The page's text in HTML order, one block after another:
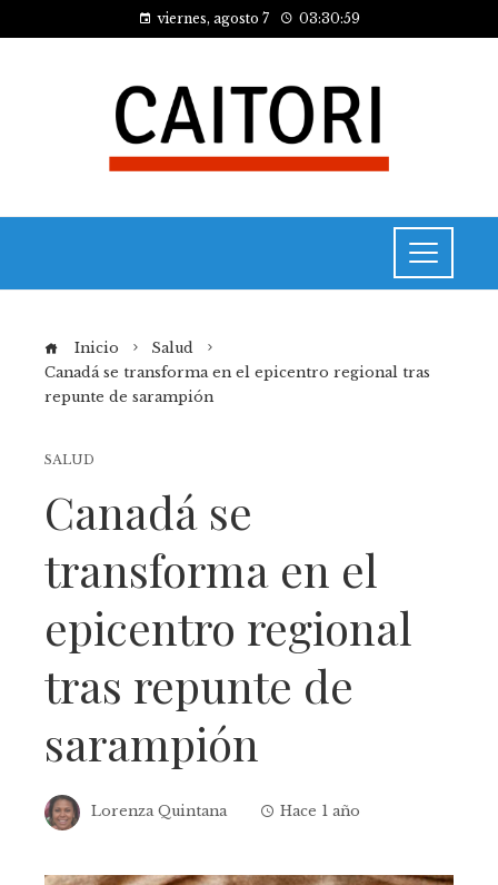
viernes, agosto 7 03:31:00
Inicio
Salud
Canadá se transforma en el epicentro regional tras
repunte de sarampión
SALUD
Canadá se
transforma en el
epicentro regional
tras repunte de
sarampión
Lorenza Quintana Hace 1 año